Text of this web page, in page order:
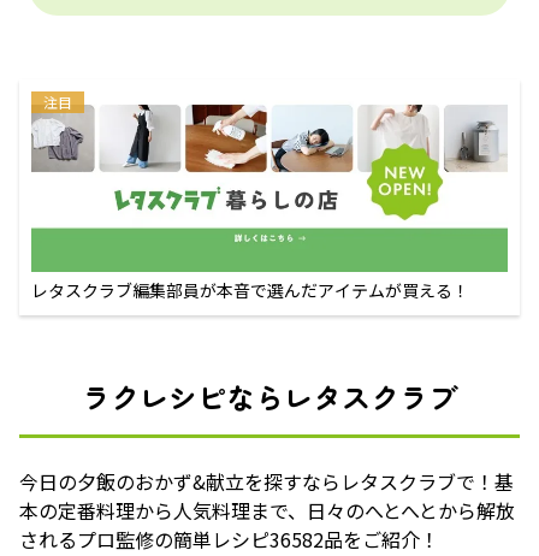
注目
レタスクラブ編集部員が本音で選んだアイテムが買える！
ラクレシピならレタスクラブ
今日の夕飯のおかず&献立を探すならレタスクラブで！基
本の定番料理から人気料理まで、日々のへとへとから解放
されるプロ監修の簡単レシピ36582品をご紹介！